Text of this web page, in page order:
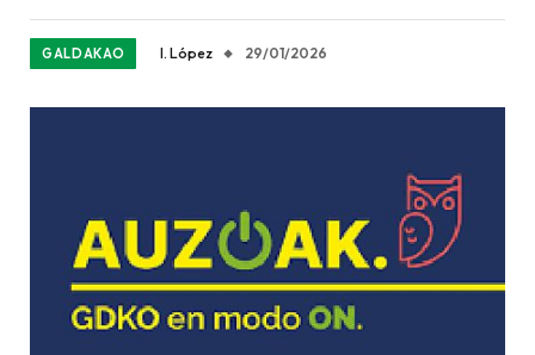
GALDAKAO I. López 29/01/2026